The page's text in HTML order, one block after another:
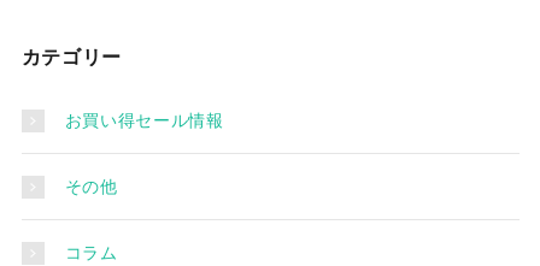
カテゴリー
お買い得セール情報
その他
コラム